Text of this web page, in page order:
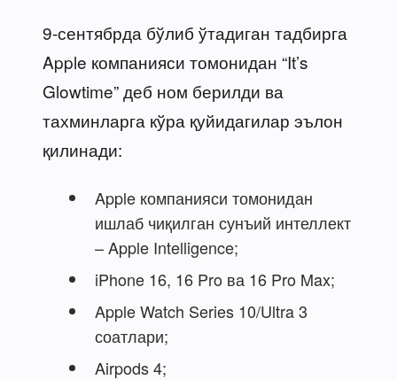
9-сентябрда бўлиб ўтадиган тадбирга
Apple компанияси томонидан “It’s
Glowtime” деб ном берилди ва
тахминларга кўра қуйидагилар эълон
қилинади:
Apple компанияси томонидан
ишлаб чиқилган сунъий интеллект
– Apple Intelligence;
iPhone 16, 16 Pro ва 16 Pro Max;
Apple Watch Series 10/Ultra 3
соатлари;
Airpods 4;